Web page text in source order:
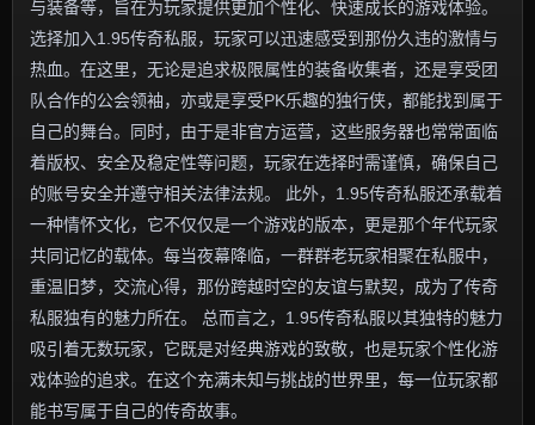
与装备等，旨在为玩家提供更加个性化、快速成长的游戏体验。
选择加入1.95传奇私服，玩家可以迅速感受到那份久违的激情与
热血。在这里，无论是追求极限属性的装备收集者，还是享受团
队合作的公会领袖，亦或是享受PK乐趣的独行侠，都能找到属于
自己的舞台。同时，由于是非官方运营，这些服务器也常常面临
着版权、安全及稳定性等问题，玩家在选择时需谨慎，确保自己
的账号安全并遵守相关法律法规。 此外，1.95传奇私服还承载着
一种情怀文化，它不仅仅是一个游戏的版本，更是那个年代玩家
共同记忆的载体。每当夜幕降临，一群群老玩家相聚在私服中，
重温旧梦，交流心得，那份跨越时空的友谊与默契，成为了传奇
私服独有的魅力所在。 总而言之，1.95传奇私服以其独特的魅力
吸引着无数玩家，它既是对经典游戏的致敬，也是玩家个性化游
戏体验的追求。在这个充满未知与挑战的世界里，每一位玩家都
能书写属于自己的传奇故事。